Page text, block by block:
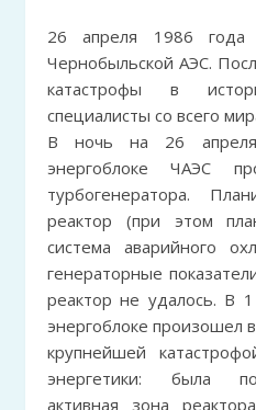
26 апреля 1986 года случилась авария на
Чернобыльской АЭС.
катастрофы в
специалисты со всего
В ночь на 26
энергоблоке ЧАЭС
турбогенератора.
реактор (при этом
система аварийного
генераторные
реактор не удалось. В
энергоблоке произошел
крупнейшей
энергетики: была
активная зона